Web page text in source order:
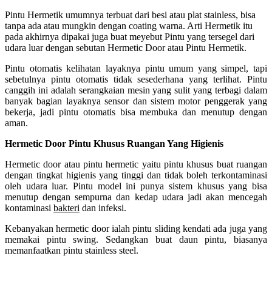
Pintu Hermetik umumnya terbuat dari besi atau plat stainless, bisa
tanpa ada atau mungkin dengan coating warna. Arti Hermetik itu
pada akhirnya dipakai juga buat meyebut Pintu yang tersegel dari
udara luar dengan sebutan Hermetic Door atau Pintu Hermetik.
Pintu otomatis kelihatan layaknya pintu umum yang simpel, tapi
sebetulnya pintu otomatis tidak sesederhana yang terlihat. Pintu
canggih ini adalah serangkaian mesin yang sulit yang terbagi dalam
banyak bagian layaknya sensor dan sistem motor penggerak yang
bekerja, jadi pintu otomatis bisa membuka dan menutup dengan
aman.
Hermetic Door Pintu Khusus Ruangan Yang Higienis
Hermetic door atau pintu hermetic yaitu pintu khusus buat ruangan
dengan tingkat higienis yang tinggi dan tidak boleh terkontaminasi
oleh udara luar. Pintu model ini punya sistem khusus yang bisa
menutup dengan sempurna dan kedap udara jadi akan mencegah
kontaminasi bakteri dan infeksi.
Kebanyakan hermetic door ialah pintu sliding kendati ada juga yang
memakai pintu swing. Sedangkan buat daun pintu, biasanya
memanfaatkan pintu stainless steel.